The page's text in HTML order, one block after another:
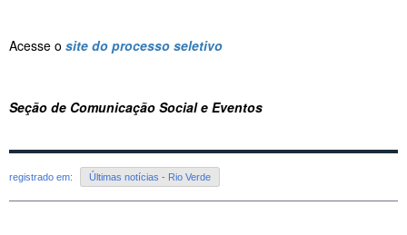
Acesse o site do processo seletivo
Seção de Comunicação Social e Eventos
registrado em: Últimas notícias - Rio Verde